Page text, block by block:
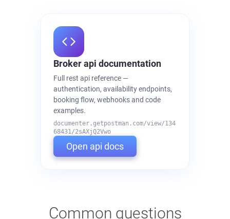
Broker api documentation
Full rest api reference —
authentication, availability endpoints,
booking flow, webhooks and code
examples.
documenter.getpostman.com/view/134
68431/2sAXjQ2Vwo
Open api docs
Common questions